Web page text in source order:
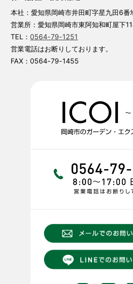
本社：愛知県岡崎市井田町字星九田6番
営業所：愛知県岡崎市東阿知和町屋下
TEL： 0564-79-1251
営業電話はお断りしております。
FAX：0564-79-1455